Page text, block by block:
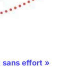
sans effort »